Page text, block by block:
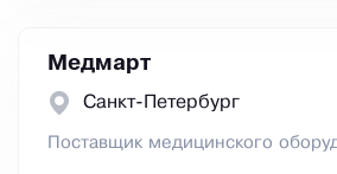
Медмарт
Санкт-Петербург
Поставщик медицинского